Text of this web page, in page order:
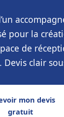
pour la
de
Devis clair
mon devis
gratuit